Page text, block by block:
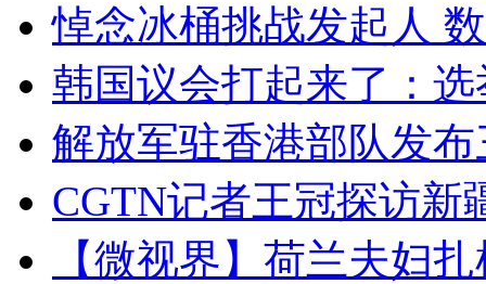
悼念冰桶挑战发起人
韩国议会打起来了：
解放军驻香港部队发
CGTN记者王冠探访新
【微视界】荷兰夫妇